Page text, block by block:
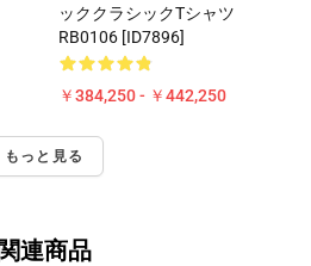
ッククラシックTシャツ
RB0106 [ID7896]
￥384,250 - ￥442,250
もっと見る
関連商品